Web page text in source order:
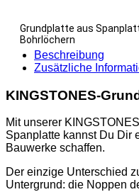
Grundplatte aus
Bohrlöchern
Beschreibung
Zusätzliche
KINGSTONES-
Mit unserer
Spanplatte kannst Du Dir
Bauwerke schaffen.
Der einzige Unterschied
Untergrund: die Noppen